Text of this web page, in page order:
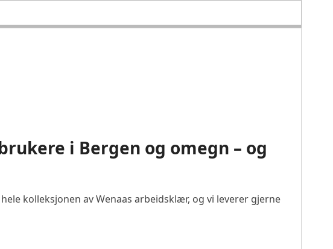
i Bergen og omegn – og
kolleksjonen av Wenaas arbeidsklær, og vi leverer gjerne